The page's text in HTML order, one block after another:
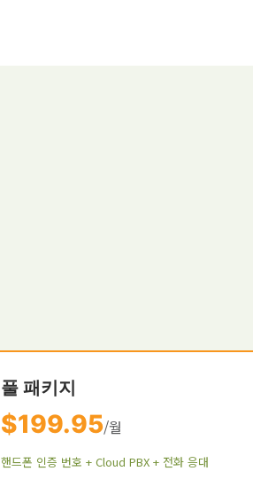
풀 패키지
$199.95/월
핸드폰 인증 번호 + Cloud PBX + 전화 응대